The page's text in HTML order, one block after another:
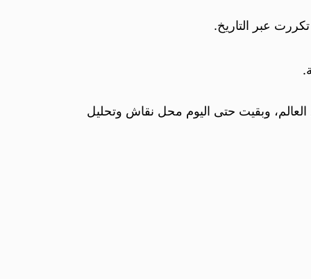
عبر التاريخ.
وبقيت حتى اليوم محل نقاش وتحليل